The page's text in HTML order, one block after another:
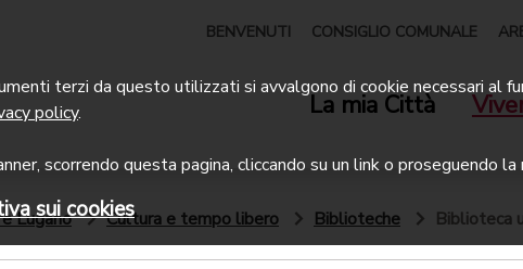
BENVENUTI CONSIGLIO COMUNALE
La mia Città
Lugano Cultura e tempo libero Biblioteche Biblioteca
terzi da questo utilizzati si avvalgono di cookie necessari al
policy.
scorrendo questa pagina, cliccando su un link o proseguendo la
sui cookies